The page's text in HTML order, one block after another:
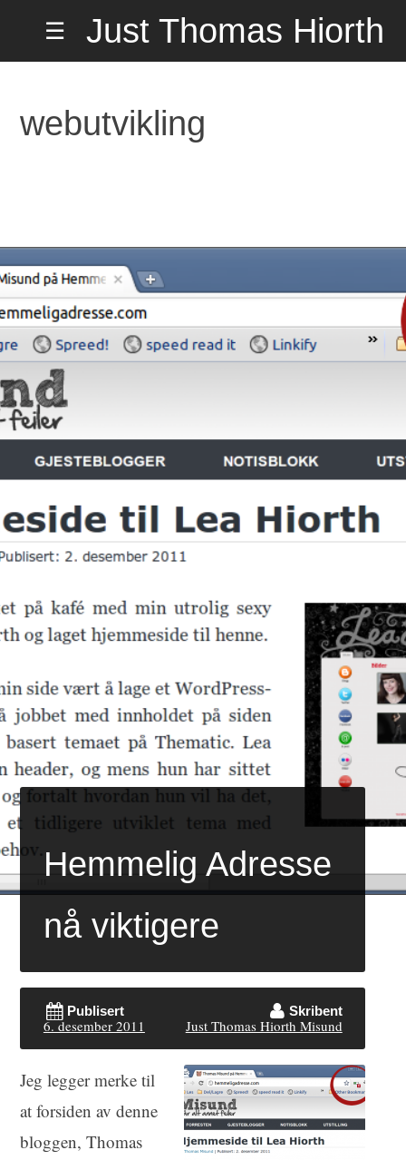
☰
Just Thomas Hiorth
webutvikling
Hemmelig Adresse
nå viktigere
Publisert
6. desember 2011
Skribent
Just Thomas Hiorth Misund
Jeg legger merke til
at forsiden av denne
bloggen, Thomas